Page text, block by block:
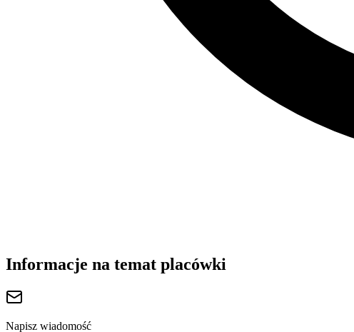
Informacje na temat placówki
Napisz wiadomość